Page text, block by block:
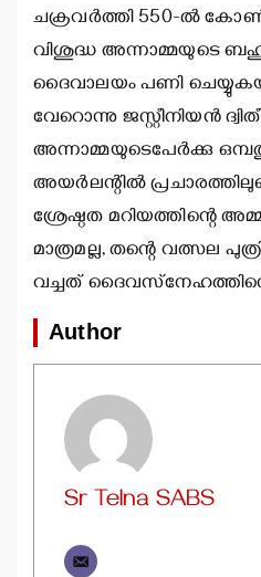
ചക്രവര്‍ത്തി 550-ല്‍
വിശുദ്ധ അന്നാമ്മയുടെ
ദൈവാലയം പണി
വേറൊന്നു ജസ്റ്റീനിയന്‍
അന്നാമ്മയുടെപേര്‍ക്കു
അയര്‍ലന്റില്‍
ശ്രേഷ്ഠത മറിയത്തിന്റെ
മാത്രമല്ല, തന്റെ വത്സല
വച്ചത് ദൈവസ്‌നേഹത്തിന്റെ
Author
Sr Telna SABS